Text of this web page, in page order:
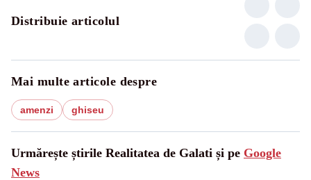
Distribuie articolul
Mai multe articole despre
amenzi ghiseu
Urmărește știrile Realitatea de Galati și pe Google
News